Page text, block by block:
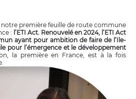
notre première feuille de route commune
: l’ETI Act. Renouvelé en 2024, l’ETI Act
ayant pour ambition de faire de l’Ile-
pour l’émergence et le développement
la première en France, est à la fois